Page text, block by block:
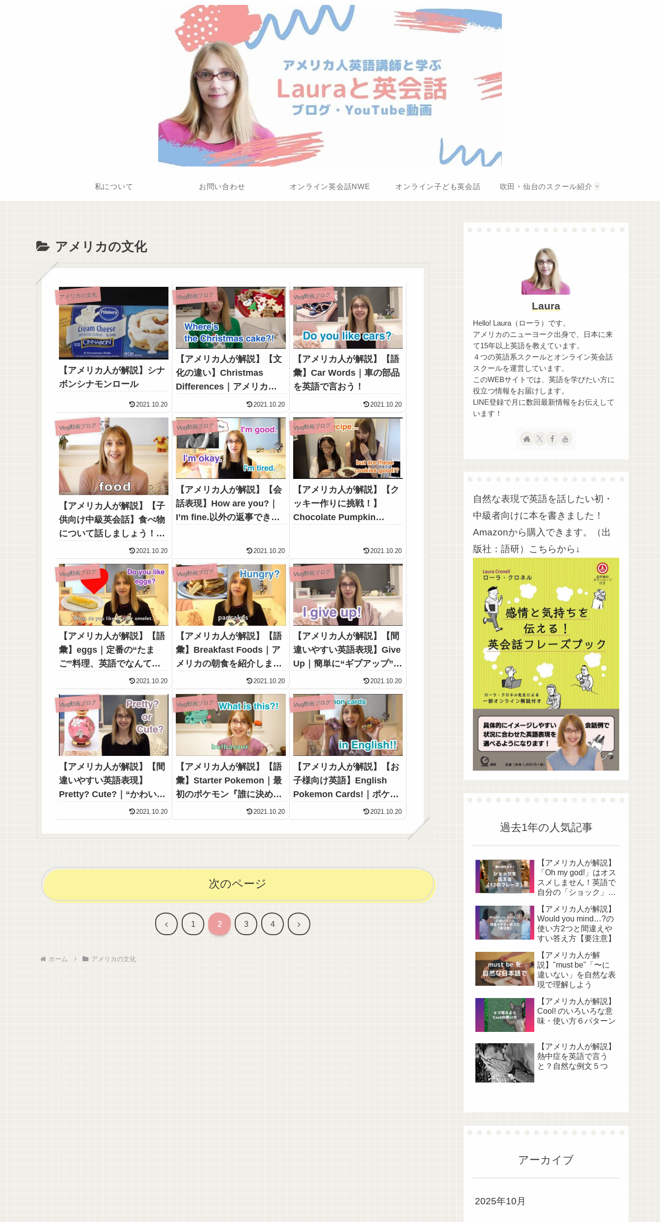
私について お問い合わせ オンライン英会話NWE オンライン子ども英会話 吹田・仙台のスクール紹介
アメリカの文化
アメリカの文化
【アメリカ人が解説】シナ
ボンシナモンロール
2021.10.20
Vlog動画ブログ
【アメリカ人が解説】【文
化の違い】Christmas
Differences｜アメリカと
日本のクリスマス
2021.10.20
Vlog動画ブログ
【アメリカ人が解説】【語
彙】Car Words｜車の部品
を英語で言おう！
2021.10.20
Vlog動画ブログ
【アメリカ人が解説】【子
供向け中級英会話】食べ物
について話しましょう！
2021.10.20
Vlog動画ブログ
【アメリカ人が解説】【会
話表現】How are you?｜
I’m fine.以外の返事できま
2021.10.20
Vlog動画ブログ
【アメリカ人が解説】【ク
ッキー作りに挑戦！】
Chocolate Pumpkin
2021.10.20
Vlog動画ブログ
【アメリカ人が解説】【語
彙】eggs｜定番の“たま
ご”料理、英語でなんて言
2021.10.20
Vlog動画ブログ
【アメリカ人が解説】【語
彙】Breakfast Foods｜ア
メリカの朝食を紹介しま
2021.10.20
Vlog動画ブログ
【アメリカ人が解説】【間
違いやすい英語表現】Give
Up｜簡単に“ギブアップ”っ
て使ってませんか？2021.10.20
Vlog動画ブログ
【アメリカ人が解説】【間
違いやすい英語表現】
Pretty? Cute?｜“かわい
い”英語の使い分け 2021.10.20
Vlog動画ブログ
【アメリカ人が解説】【語
彙】Starter Pokemon｜最
初のポケモン『誰に決め
2021.10.20
Vlog動画ブログ
【アメリカ人が解説】【お
子様向け英語】English
Pokemon Cards!｜ポケモ
ンカードで遊ぼう！2021.10.20
次のページ
前 1 2 3 4 次
ホーム アメリカの文化
Laura
Hello! Laura（ローラ）です。
アメリカのニューヨーク出身で、日本に来
て15年以上英語を教えています。
４つの英語系スクールとオンライン英会話
スクールを運営しています。
このWEBサイトでは、英語を学びたい方に
役立つ情報をお届けします。
LINE登録で月に数回最新情報をお伝えして
います！
自然な表現で英語を話したい初・
中級者向けに本を書きました！
Amazonから購入できます。（出
版社：語研）こちらから↓
過去1年の人気記事
【アメリカ人が解説】
「Oh my god!」はオス
スメしません！英語で
自分の「ショック」を
【アメリカ人が解説】
Would you mind…?の
使い方2つと間違えや
すい答え方【要注意】
【アメリカ人が解
説】"must be"「〜に
違いない」を自然な表
現で理解しよう
【アメリカ人が解説】
Cool! のいろいろな意
味・使い方６パターン
【アメリカ人が解説】
熱中症を英語で言う
と？自然な例文５つ
アーカイブ
2025年10月